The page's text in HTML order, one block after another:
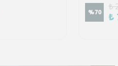
%70
₺
₺